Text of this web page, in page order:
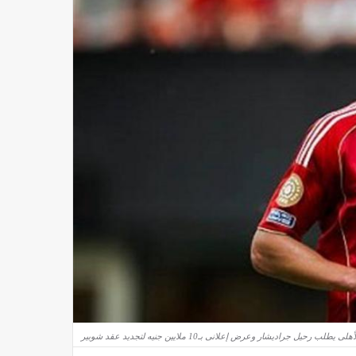
يطلب رحيل جراديشار وعرض إعلانى بـ10 ملايين جنيه لتجديد عقد شوبير